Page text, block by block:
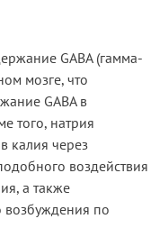
GABA (гамма-
мозге, что
GABA в
того, натрия
калия через
воздействия
а также
возбуждения по